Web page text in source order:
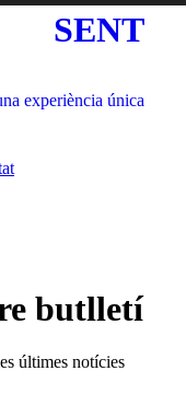
SENT
experiència única
butlletí
últimes notícies